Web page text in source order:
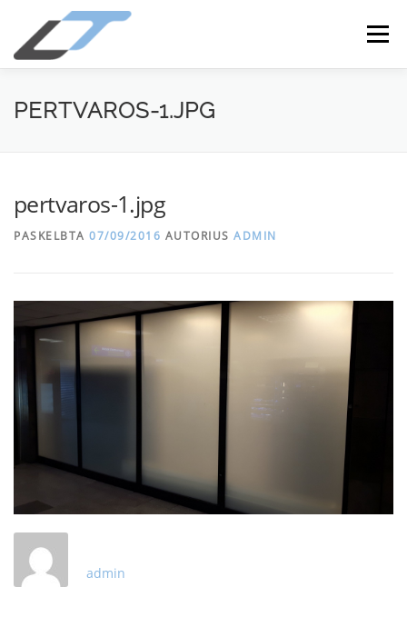
Meniu
APIE MUS PASLAUGOS
PERTVAROS-1.JPG
pertvaros-1.jpg
PASKELBTA 07/09/2016 AUTORIUS ADMIN
admin